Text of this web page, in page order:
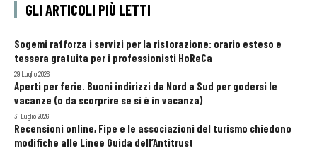
GLI ARTICOLI PIÙ LETTI
Sogemi rafforza i servizi per la ristorazione: orario esteso e
tessera gratuita per i professionisti HoReCa
29 Luglio 2026
Aperti per ferie. Buoni indirizzi da Nord a Sud per godersi le
vacanze (o da scorprire se si è in vacanza)
31 Luglio 2026
Recensioni online, Fipe e le associazioni del turismo chiedono
modifiche alle Linee Guida dell’Antitrust